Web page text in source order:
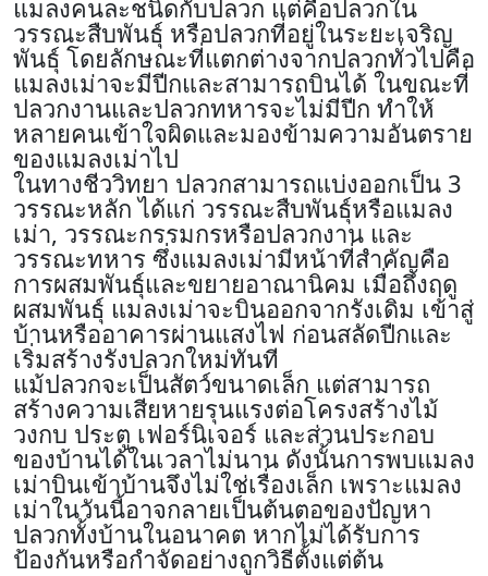
แมลงคนละชนิดกับปลวก แต่คือปลวกใน
วรรณะสืบพันธุ์ หรือปลวกที่อยู่ในระยะเจริญ
พันธุ์ โดยลักษณะที่แตกต่างจากปลวกทั่วไปคือ
แมลงเม่าจะมีปีกและสามารถบินได้ ในขณะที่
ปลวกงานและปลวกทหารจะไม่มีปีก ทำให้
หลายคนเข้าใจผิดและมองข้ามความอันตราย
ของแมลงเม่าไป
ในทางชีววิทยา ปลวกสามารถแบ่งออกเป็น 3
วรรณะหลัก ได้แก่ วรรณะสืบพันธุ์หรือแมลง
เม่า, วรรณะกรรมกรหรือปลวกงาน และ
วรรณะทหาร ซึ่งแมลงเม่ามีหน้าที่สำคัญคือ
การผสมพันธุ์และขยายอาณานิคม เมื่อถึงฤดู
ผสมพันธุ์ แมลงเม่าจะบินออกจากรังเดิม เข้าสู่
บ้านหรืออาคารผ่านแสงไฟ ก่อนสลัดปีกและ
เริ่มสร้างรังปลวกใหม่ทันที
แม้ปลวกจะเป็นสัตว์ขนาดเล็ก แต่สามารถ
สร้างความเสียหายรุนแรงต่อโครงสร้างไม้
วงกบ ประตู เฟอร์นิเจอร์ และส่วนประกอบ
ของบ้านได้ในเวลาไม่นาน ดังนั้นการพบแมลง
เม่าบินเข้าบ้านจึงไม่ใช่เรื่องเล็ก เพราะแมลง
เม่าในวันนี้อาจกลายเป็นต้นตอของปัญหา
ปลวกทั้งบ้านในอนาคต หากไม่ได้รับการ
ป้องกันหรือกำจัดอย่างถูกวิธีตั้งแต่ต้น